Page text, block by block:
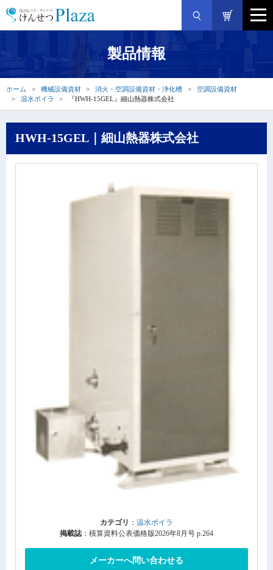
製品情報
ホーム 機械設備資材 消火・空調設備資材・浄化槽
空調設備資材
温水ボイラ
『HWH-15GEL』細山熱器株式会社
HWH-15GEL｜細山熱器株式会社
カテゴリ ： 温水ボイラ
掲載誌 ：積算資料公表価格版2026年8月号 p.264
メーカーへ問い合わせる